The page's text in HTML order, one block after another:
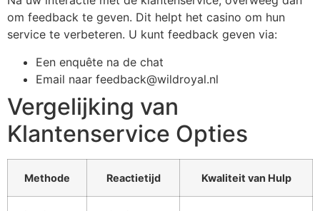
om feedback te geven. Dit helpt het casino om hun
service te verbeteren. U kunt feedback geven via:
Een enquête na de chat
Email naar feedback@wildroyal.nl
Vergelijking van
Klantenservice Opties
Methode Reactietijd Kwaliteit van Hulp